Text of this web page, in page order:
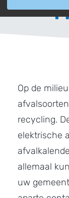
Op de
recycling.
elektrische
allemaal
uw